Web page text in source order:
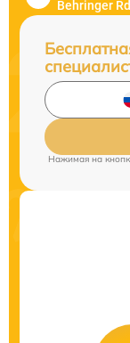
Behringer
Нажимая на